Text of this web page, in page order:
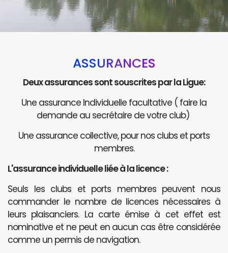
ASSURANCES
Deux assurances sont souscrites par la Ligue:
Une assurance Individuelle facultative ( faire la
demande au secrétaire de votre club)
Une assurance collective, pour nos clubs et ports
membres.
L'assurance individuelle liée à la licence :
Seuls les clubs et ports membres peuvent nous
commander le nombre de licences nécessaires à
leurs plaisanciers. La carte émise à cet effet est
nominative et ne peut en aucun cas être considérée
comme un permis de navigation.